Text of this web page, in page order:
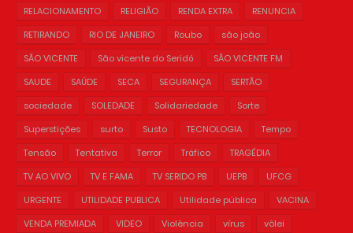
RELACIONAMENTO
RELIGIÃO RENDA EXTRA
RENUNCIA
RETIRANDO
RIO DE JANEIRO Roubo
são joão
SÃO VICENTE
São vicente do Seridó
SÃO VICENTE FM
SAUDE
SAÚDE SECA SEGURANÇA
SERTÃO
sociedade
SOLEDADE Solidariedade
Sorte
Superstições
surto Susto TECNOLOGIA
Tempo
Tensão
Tentativa Terror Tráfico
TRAGÉDIA
TV AO VIVO
TV E FAMA TV SERIDO PB UEPB
UFCG
URGENTE
UTILIDADE PUBLICA Utilidade pública
VACINA
VENDA PREMIADA
VIDEO Violência vírus vôlei